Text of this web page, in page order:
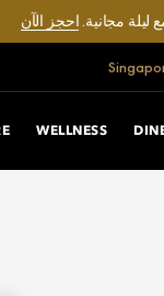
ليلة مجانية.احجز الآن
WELLNESS